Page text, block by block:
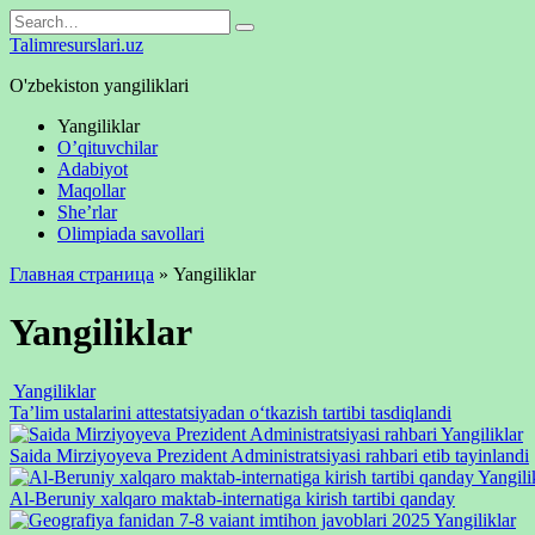
Skip
to
Search
for:
Talimresurslari.uz
O'zbekiston yangiliklari
Yangiliklar
O’qituvchilar
Adabiyot
Maqollar
She’rlar
Olimpiada savollari
Главная страница » Yangiliklar
Yangiliklar
Yangiliklar
Taʼlim ustalarini attestatsiyadan oʻtkazish tartibi tasdiqlandi
Yangiliklar
Saida Mirziyoyeva Prezident Administratsiyasi rahbari etib tayinlandi
Al-Beruniy xalqaro maktab-internatiga kirish tartibi qanday
Yangiliklar